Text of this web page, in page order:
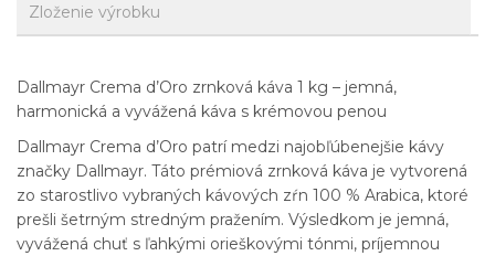
Zloženie výrobku
Dallmayr Crema d’Oro zrnková káva 1 kg – jemná,
harmonická a vyvážená káva s krémovou penou
Dallmayr Crema d’Oro patrí medzi najobľúbenejšie kávy
značky Dallmayr. Táto prémiová zrnková káva je vytvorená
zo starostlivo vybraných kávových zŕn 100 % Arabica, ktoré
prešli šetrným stredným pražením. Výsledkom je jemná,
vyvážená chuť s ľahkými orieškovými tónmi, príjemnou